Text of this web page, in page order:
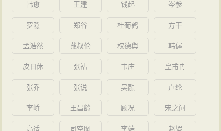
韩愈 王建 钱起 岑参
罗隐 郑谷 杜荀鹤 方干
孟浩然 戴叔伦 权德舆 韩偓
皮日休 张祜 韦庄 皇甫冉
张乔 张说 吴融 卢纶
李峤 王昌龄 顾况 宋之问
高适 司空图 李端 赵嘏